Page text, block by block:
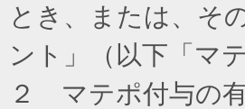
とき、または、そ
ント」（以下「マ
２ マテポ付与の